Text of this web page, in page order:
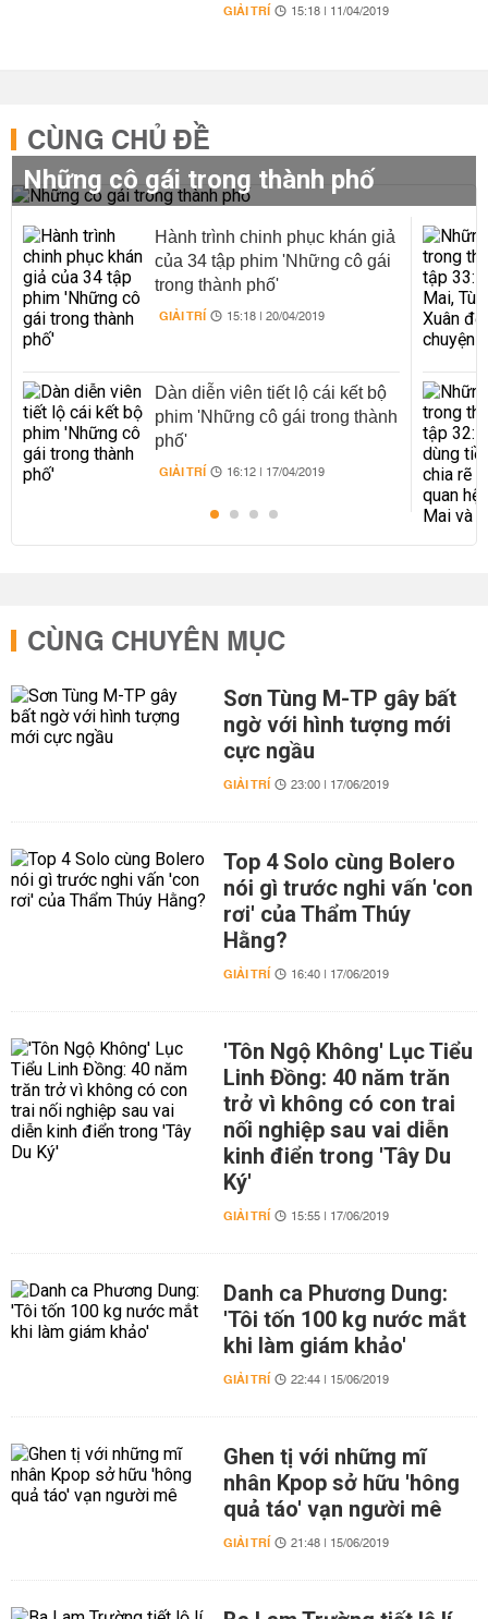
GIẢI TRÍ 15:18 | 11/04/2019
CÙNG CHỦ ĐỀ
Những cô gái trong thành phố
Hành trình chinh phục khán giả
của 34 tập phim 'Những cô gái
trong thành phố'
GIẢI TRÍ 15:18 | 20/04/2019
Dàn diễn viên tiết lộ cái kết bộ
phim 'Những cô gái trong thành
phố'
GIẢI TRÍ 16:12 | 17/04/2019
CÙNG CHUYÊN MỤC
Sơn Tùng M-TP gây bất
ngờ với hình tượng mới
cực ngầu
GIẢI TRÍ 23:00 | 17/06/2019
Top 4 Solo cùng Bolero
nói gì trước nghi vấn 'con
rơi' của Thẩm Thúy
Hằng?
GIẢI TRÍ 16:40 | 17/06/2019
'Tôn Ngộ Không' Lục Tiểu
Linh Đồng: 40 năm trăn
trở vì không có con trai
nối nghiệp sau vai diễn
kinh điển trong 'Tây Du
Ký'
GIẢI TRÍ 15:55 | 17/06/2019
Danh ca Phương Dung:
'Tôi tốn 100 kg nước mắt
khi làm giám khảo'
GIẢI TRÍ 22:44 | 15/06/2019
Ghen tị với những mĩ
nhân Kpop sở hữu 'hông
quả táo' vạn người mê
GIẢI TRÍ 21:48 | 15/06/2019